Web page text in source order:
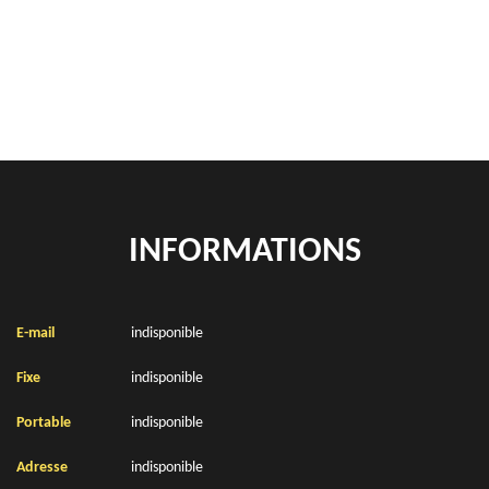
INFORMATIONS
E-mail indisponible
Fixe indisponible
Portable indisponible
Adresse indisponible